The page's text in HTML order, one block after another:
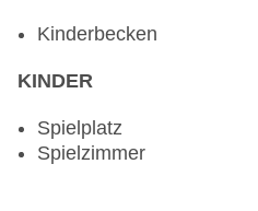
Kinderbecken
KINDER
Spielplatz
Spielzimmer